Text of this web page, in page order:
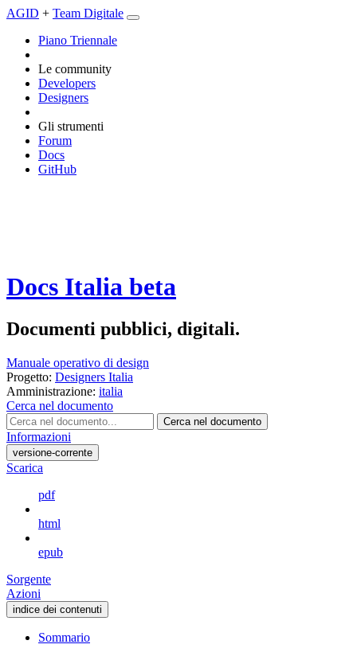
AGID + Team Digitale
Piano Triennale
Le community
Developers
Designers
Gli strumenti
Forum
Docs
GitHub
Docs Italia beta
Documenti pubblici, digitali.
Manuale operativo di design
Progetto: Designers Italia
Amministrazione: italia
Cerca nel documento
Cerca nel documento
Informazioni
versione-corrente
Scarica
pdf
html
epub
Sorgente
Azioni
indice dei contenuti
Sommario